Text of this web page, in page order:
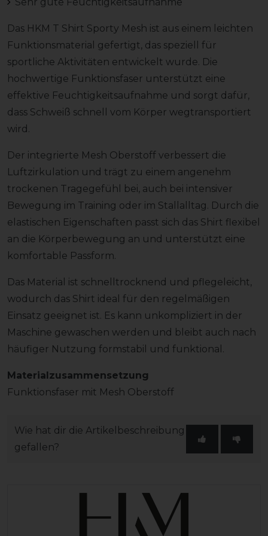
Das HKM T Shirt Sporty Mesh ist aus einem leichten
Funktionsmaterial gefertigt, das speziell für
sportliche Aktivitäten entwickelt wurde. Die
hochwertige Funktionsfaser unterstützt eine
effektive Feuchtigkeitsaufnahme und sorgt dafür,
dass Schweiß schnell vom Körper wegtransportiert
wird.
Der integrierte Mesh Oberstoff verbessert die
Luftzirkulation und trägt zu einem angenehm
trockenen Tragegefühl bei, auch bei intensiver
Bewegung im Training oder im Stallalltag. Durch die
elastischen Eigenschaften passt sich das Shirt flexibel
an die Körperbewegung an und unterstützt eine
komfortable Passform.
Das Material ist schnelltrocknend und pflegeleicht,
wodurch das Shirt ideal für den regelmäßigen
Einsatz geeignet ist. Es kann unkompliziert in der
Maschine gewaschen werden und bleibt auch nach
häufiger Nutzung formstabil und funktional.
Materialzusammensetzung
Funktionsfaser mit Mesh Oberstoff
Wie hat dir die Artikelbeschreibung
gefallen?